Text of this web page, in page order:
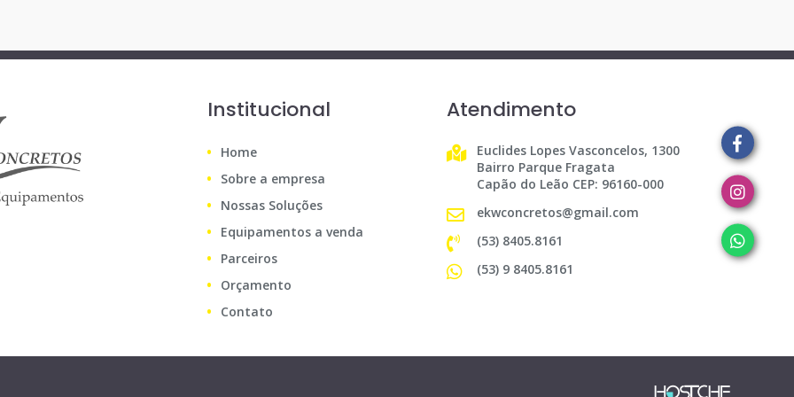
Institucional
Home
Sobre a empresa
Nossas Soluções
Equipamentos a venda
Parceiros
Orçamento
Contato
Atendimento
Euclides Lopes Vasconcelos, 1300
Bairro Parque Fragata
Capão do Leão CEP: 96160-000
ekwconcretos@gmail.com
(53) 8405.8161
(53) 9 8405.8161